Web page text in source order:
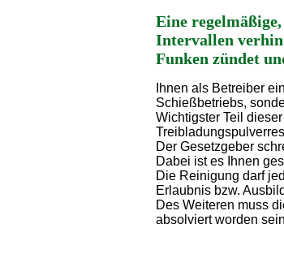
Eine
Intervallen
Funken zündet
Ihnen als Betreiber
Schießbetriebs,
Wichtigster Teil
Der Gesetzgeber
Dabei ist es Ihnen
Die Reinigung darf
Erlaubnis bzw.
Des Weiteren muss
absolviert worden